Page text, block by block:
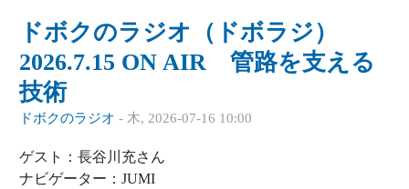
動
ドボクのラジオ（ドボラジ）
2026.7.15 ON AIR 管路を支える
技術
ドボクのラジオ - 木, 2026-07-16 10:00
ゲスト：長谷川充さん
ナビゲーター：JUMI